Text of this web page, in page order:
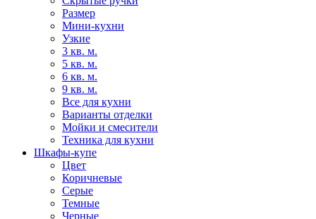
Размер
Мини-кухни
Узкие
3 кв. м.
5 кв. м.
6 кв. м.
9 кв. м.
Все для кухни
Варианты отделки
Мойки и смесители
Техника для кухни
Шкафы-купе
Цвет
Коричневые
Серые
Темные
Черные